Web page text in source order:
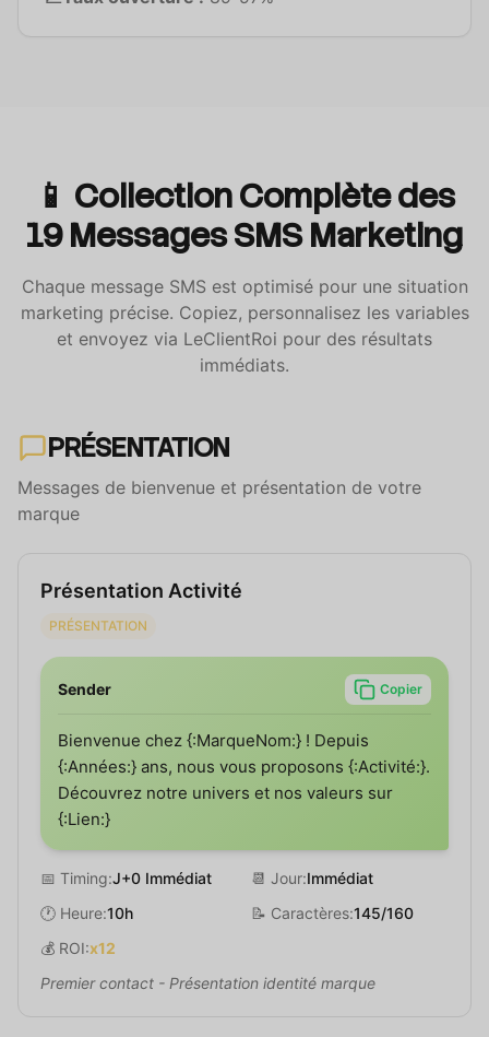
📱 Collection Complète des
19 Messages SMS Marketing
Chaque message SMS est optimisé pour une situation
marketing précise. Copiez, personnalisez les variables
et envoyez via LeClientRoi pour des résultats
immédiats.
PRÉSENTATION
Messages de bienvenue et présentation de votre
marque
Présentation Activité
PRÉSENTATION
Sender Copier
Bienvenue chez {:MarqueNom:} ! Depuis
{:Années:} ans, nous vous proposons {:Activité:}.
Découvrez notre univers et nos valeurs sur
{:Lien:}
📅 Timing:J+0 Immédiat 📆 Jour:Immédiat
🕐 Heure:10h 📝 Caractères:145/160
💰 ROI:x12
Premier contact - Présentation identité marque